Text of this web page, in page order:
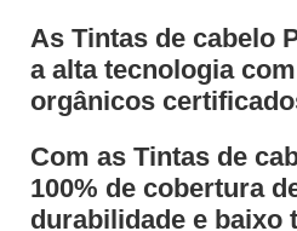
As Tintas de cabelo
a alta tecnologia
orgânicos
Com as Tintas de
100% de cobertura
durabilidade e baixo